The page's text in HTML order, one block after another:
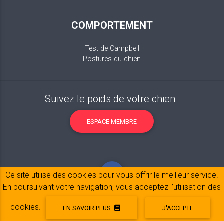
COMPORTEMENT
Test de Campbell
Postures du chien
Suivez le poids de votre chien
ESPACE MEMBRE
Mentions légales© 2017-2020 Copyright:belpatt.fr
Ce site utilise des cookies pour vous offrir le meilleur service.
En poursuivant votre navigation, vous acceptez l’utilisation des
cookies. EN SAVOIR PLUS J'ACCEPTE